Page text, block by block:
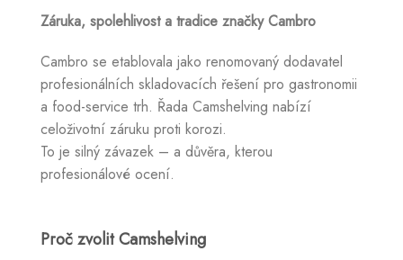
Záruka, spolehlivost a tradice značky Cambro
Cambro se etablovala jako renomovaný dodavatel
profesionálních skladovacích řešení pro gastronomii
a food-service trh. Řada Camshelving nabízí
celoživotní záruku proti korozi.
To je silný závazek – a důvěra, kterou
profesionálové ocení.
Proč zvolit Camshelving